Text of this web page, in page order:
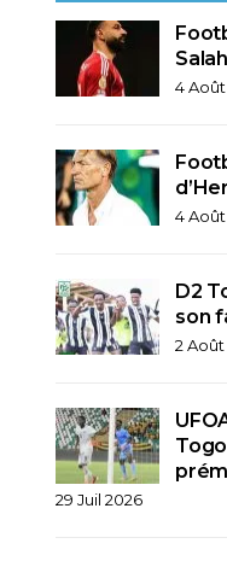
4
4
D2
son
2
29 Juil 2026